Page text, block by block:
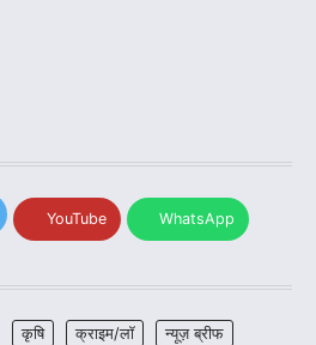
YouTube WhatsApp
कृषि क्राइम/लॉ
न्यूज़ ब्रीफ